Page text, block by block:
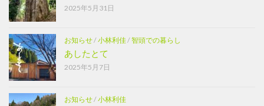
2025年5月31日
お知らせ/小林利佳/智頭での暮らし
あしたとて
2025年5月7日
お知らせ/小林利佳